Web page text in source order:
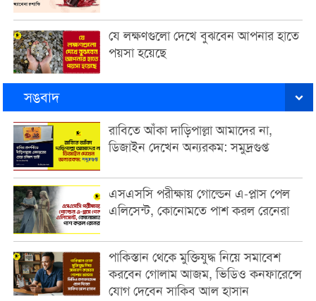
যে লক্ষণগুলো দেখে বুঝবেন আপনার হাতে
পয়সা হয়েছে
সঙবাদ
রাবিতে আঁকা দাড়িপাল্লা আমাদের না,
ডিজাইন দেখেন অন্যরকম: সমুদ্রগুপ্ত
এসএসসি পরীক্ষায় গোল্ডেন এ-প্লাস পেল
এলিসেন্ট, কোনোমতে পাশ করল রেনেরা
পাকিস্তান থেকে মুক্তিযুদ্ধ নিয়ে সমাবেশ
করবেন গোলাম আজম, ভিডিও কনফারেন্সে
যোগ দেবেন সাকিব আল হাসান